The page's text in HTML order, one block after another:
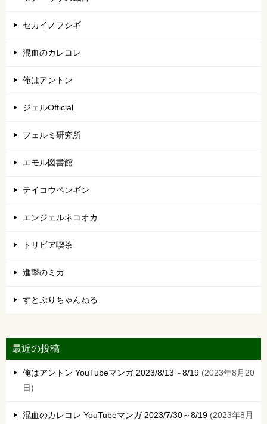
セカイノフシギ
混血のカレコレ
俺はアントン
ジェルOfficial
フェルミ研究所
エモル図書館
テイコウペンギン
エンジェルネコオカ
トリビア喫茶
進撃のミカ
すとぷりちゃんねる
最近の投稿
俺はアントン YouTubeマンガ 2023/8/13～8/19 2023年8月20
日
混血のカレコレ YouTubeマンガ 2023/7/30～8/19 2023年8月